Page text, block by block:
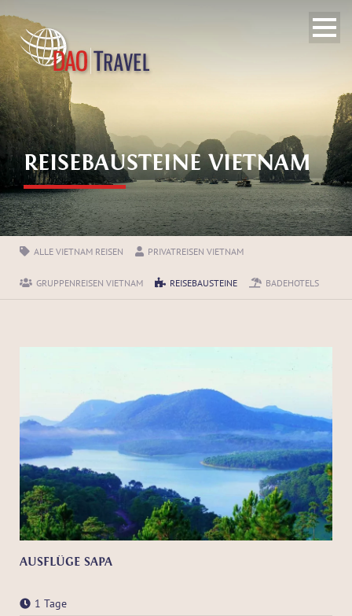
REISEBAUSTEINE VIETNAM
ALLE VIETNAM REISEN PRIVATREISEN VIETNAM
GRUPPENREISEN VIETNAM REISEBAUSTEINE BADEHOTELS
AUSFLÜGE SAPA
1 Tage